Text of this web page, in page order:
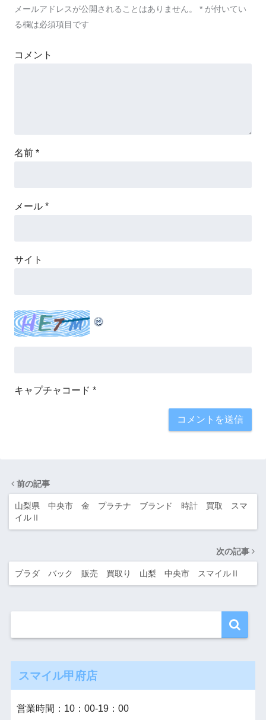
メールアドレスが公開されることはありません。 * が付いてい
る欄は必須項目です
コメント
名前 *
メール *
サイト
キャプチャコード *
前の記事
山梨県 中央市 金 プラチナ ブランド 時計 買取 スマ
イルⅡ
次の記事
プラダ バック 販売 買取り 山梨 中央市 スマイルⅡ
スマイル甲府店
営業時間：10：00‐19：00